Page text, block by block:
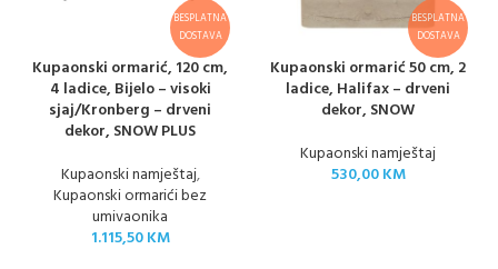
BESPLATNA
DOSTAVA
Kupaonski ormarić, 120 cm,
4 ladice, Bijelo – visoki
sjaj/Kronberg – drveni
dekor, SNOW PLUS
Kupaonski namještaj,
Kupaonski ormarići bez
umivaonika
1.115,50KM
BESPLATNA
DOSTAVA
Kupaonski ormarić 50 cm, 2
ladice, Halifax – drveni
dekor, SNOW
Kupaonski namještaj
530,00KM